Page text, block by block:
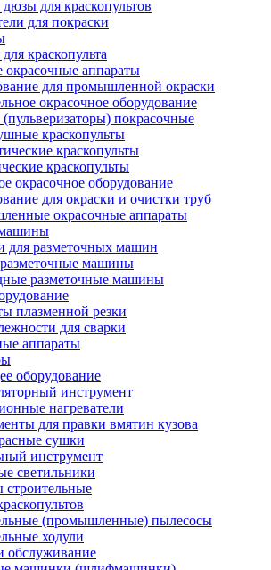
для краскопультов
для покраски
краскопульта
окрасочные аппараты
для промышленной окраски
окрасочное оборудование
покрасочные
краскопульты
краскопульты
краскопульты
окрасочное оборудование
для окраски и очистки труб
окрасочные аппараты
для разметочных машин
машины
разметочные машины
плазменной резки
для сварки
аппараты
оборудование
инструмент
нагреватели
для правки вмятин кузова
сушки
инструмент
светильники
строительные
(промышленные) пылесосы
ходули
обслуживание